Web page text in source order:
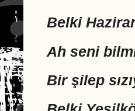
Belki
Ah seni
Bir şilep